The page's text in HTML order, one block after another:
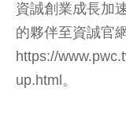
資誠創業成長加
的夥伴至資誠官
https://
up.html。